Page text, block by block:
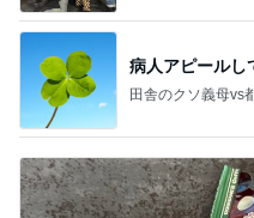
病人アピールし
田舎のクソ義母vs